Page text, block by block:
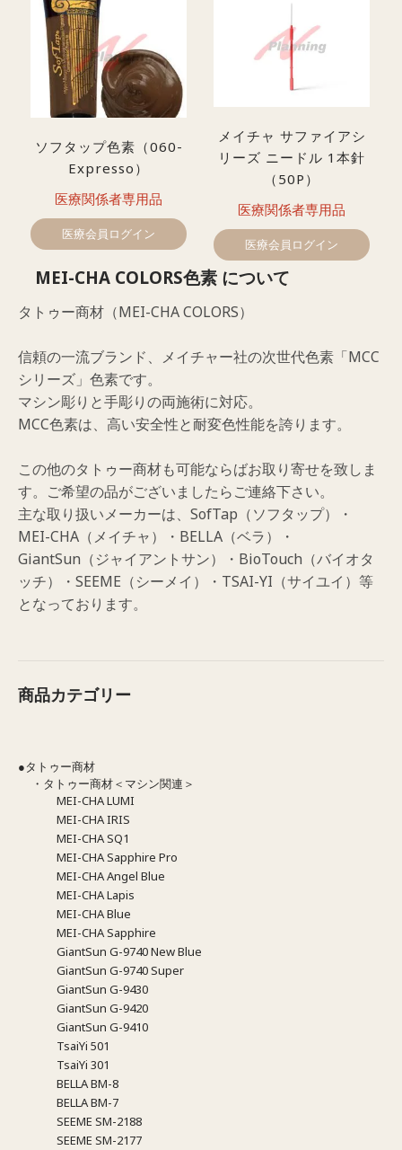
ソフタップ色素（060-
Expresso）
医療関係者専用品
医療会員ログイン
メイチャ サファイアシ
リーズ ニードル 1本針
（50P）
医療関係者専用品
医療会員ログイン
MEI-CHA COLORS色素 について
タトゥー商材（MEI-CHA COLORS）
信頼の一流ブランド、メイチャー社の次世代色素「MCC
シリーズ」色素です。
マシン彫りと手彫りの両施術に対応。
MCC色素は、高い安全性と耐変色性能を誇ります。
この他のタトゥー商材も可能ならばお取り寄せを致しま
す。ご希望の品がございましたらご連絡下さい。
主な取り扱いメーカーは、SofTap（ソフタップ）・
MEI-CHA（メイチャ）・BELLA（ベラ）・
GiantSun（ジャイアントサン）・BioTouch（バイオタ
ッチ）・SEEME（シーメイ）・TSAI-YI（サイユイ）等
となっております。
商品カテゴリー
●タトゥー商材
・タトゥー商材＜マシン関連＞
MEI-CHA LUMI
MEI-CHA IRIS
MEI-CHA SQ1
MEI-CHA Sapphire Pro
MEI-CHA Angel Blue
MEI-CHA Lapis
MEI-CHA Blue
MEI-CHA Sapphire
GiantSun G-9740 New Blue
GiantSun G-9740 Super
GiantSun G-9430
GiantSun G-9420
GiantSun G-9410
TsaiYi 501
TsaiYi 301
BELLA BM-8
BELLA BM-7
SEEME SM-2188
SEEME SM-2177